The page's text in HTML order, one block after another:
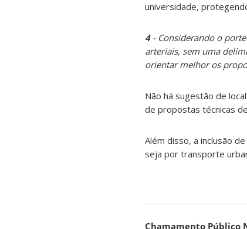
universidade,
4- Considerando o
arteriais, sem uma
orientar melhor os
Não há sugestão de
de propostas técnicas
Além disso, a inclusão
seja por transporte
Chamamento Público